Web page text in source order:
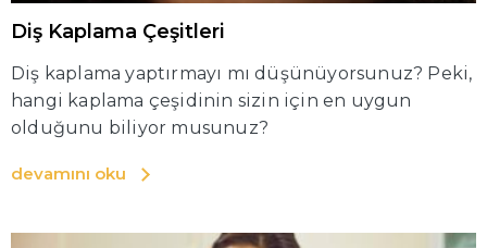
Diş Kaplama Çeşitleri
Diş kaplama yaptırmayı mı düşünüyorsunuz? Peki,
hangi kaplama çeşidinin sizin için en uygun
olduğunu biliyor musunuz?
devamını oku